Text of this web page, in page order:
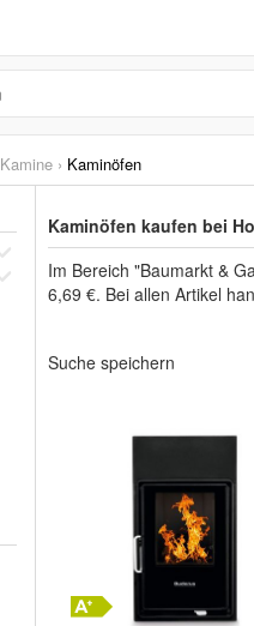
Kamine › Kaminöfen
Kaminöfen kaufen bei
Im Bereich "Baumarkt &
6,69 €. Bei allen Artikel
Suche speichern